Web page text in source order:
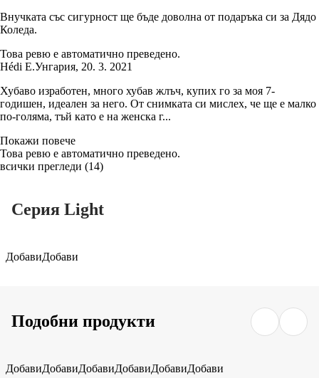
Внучката със сигурност ще бъде доволна от подаръка си за Дядо
Коледа.
Това ревю е автоматично преведено.
Hédi E.Унгария, 20. 3. 2021
Хубаво изработен, много хубав жлъч, купих го за моя 7-
годишен, идеален за него. От снимката си мислех, че ще е малко
по-голяма, тъй като е на женска г...
Покажи повече
Това ревю е автоматично преведено.
всички прегледи (14)
Серия Light
ДобавиДобави
Подобни продукти
ДобавиДобавиДобавиДобавиДобавиДобави